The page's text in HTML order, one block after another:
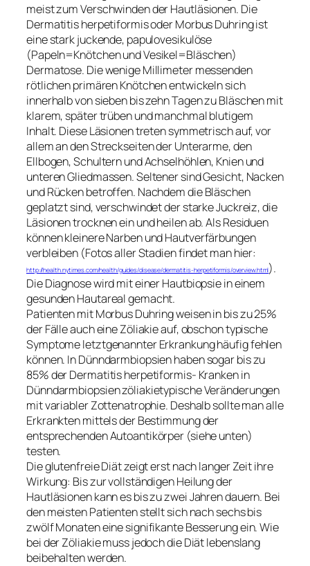
meist zum Verschwinden der Hautläsionen. Die
Dermatitis herpetiformis oder Morbus Duhring ist
eine stark juckende, papulovesikulöse
(Papeln=Knötchen und Vesikel=Bläschen)
Dermatose. Die wenige Millimeter messenden
rötlichen primären Knötchen entwickeln sich
innerhalb von sieben bis zehn Tagen zu Bläschen mit
klarem, später trüben und manchmal blutigem
Inhalt. Diese Läsionen treten symmetrisch auf, vor
allem an den Streckseiten der Unterarme, den
Ellbogen, Schultern und Achselhöhlen, Knien und
unteren Gliedmassen. Seltener sind Gesicht, Nacken
und Rücken betroffen. Nachdem die Bläschen
geplatzt sind, verschwindet der starke Juckreiz, die
Läsionen trocknen ein und heilen ab. Als Residuen
können kleinere Narben und Hautverfärbungen
verbleiben (Fotos aller Stadien findet man hier:
http://health.nytimes.com/health/guides/disease/dermatitis-herpetiformis/overview.html).
Die Diagnose wird mit einer Hautbiopsie in einem
gesunden Hautareal gemacht.
Patienten mit Morbus Duhring weisen in bis zu 25%
der Fälle auch eine Zöliakie auf, obschon typische
Symptome letztgenannter Erkrankung häufig fehlen
können. In Dünndarmbiopsien haben sogar bis zu
85% der Dermatitis herpetiformis- Kranken in
Dünndarmbiopsien zöliakietypische Veränderungen
mit variabler Zottenatrophie. Deshalb sollte man alle
Erkrankten mittels der Bestimmung der
entsprechenden Autoantikörper (siehe unten)
testen.
Die glutenfreie Diät zeigt erst nach langer Zeit ihre
Wirkung: Bis zur vollständigen Heilung der
Hautläsionen kann es bis zu zwei Jahren dauern. Bei
den meisten Patienten stellt sich nach sechs bis
zwölf Monaten eine signifikante Besserung ein. Wie
bei der Zöliakie muss jedoch die Diät lebenslang
beibehalten werden.